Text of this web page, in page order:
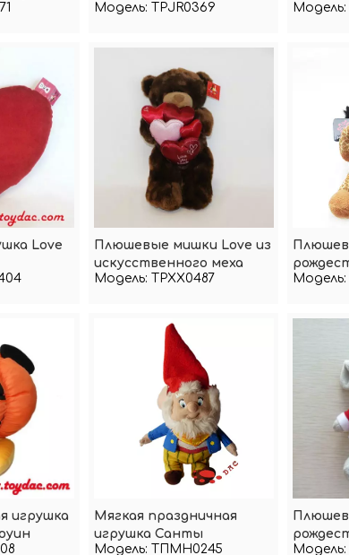
Модель: TPJR0369 Модель:
Love
Плюшевые мишки Love из
искусственного меха
Модель: TPXX0487 Модель:
игрушка
Мягкая праздничная
игрушка Санты
Модель: ТПМН0245 Модель: